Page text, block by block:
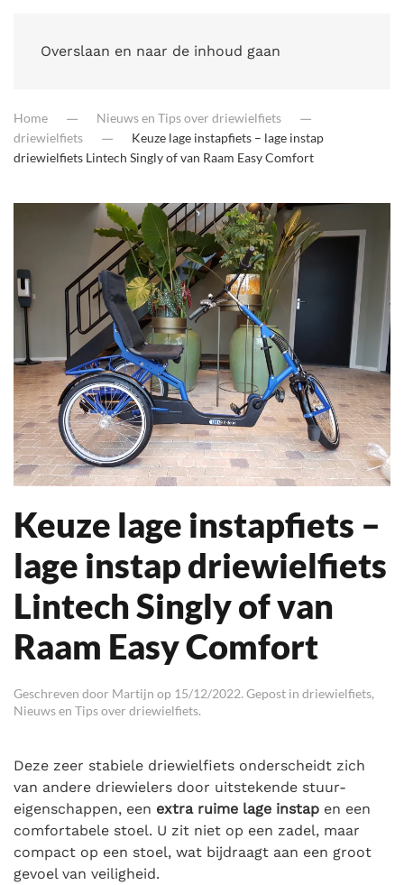
Overslaan en naar de inhoud gaan
Home
Nieuws en Tips over driewielfiets
driewielfiets
Keuze lage instapfiets – lage instap
driewielfiets Lintech Singly of van Raam Easy Comfort
Keuze lage instapfiets –
lage instap driewielfiets
Lintech Singly of van
Raam Easy Comfort
Geschreven door Martijn op 15/12/2022. Gepost in driewielfiets,
Nieuws en Tips over driewielfiets.
Deze zeer stabiele driewielfiets onderscheidt zich
van andere driewielers door uitstekende stuur-
eigenschappen, een extra ruime lage instap en een
comfortabele stoel. U zit niet op een zadel, maar
compact op een stoel, wat bijdraagt aan een groot
gevoel van veiligheid.